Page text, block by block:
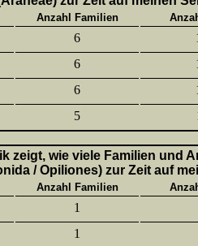
Anzahl Familien
6
6
6
5
zeigt, wie viele Familien und
/ Opiliones) zur Zeit auf
Anzahl Familien
1
1